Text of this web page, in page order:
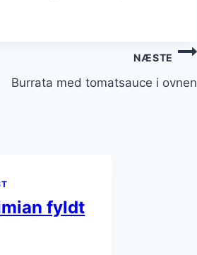
NÆSTE
Burrata med tomatsauce i ovnen
fyldt